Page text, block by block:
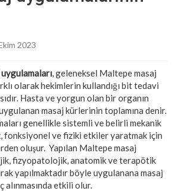
2023
, geleneksel Maltepe masaj
olarak hekimlerin kullandığı bit tedavi
Hasta ve yorgun olan bir organın
masaj kürlerinin toplamına denir.
genellikle sistemli ve belirli mekanik
fonksiyonel ve fiziki etkiler yaratmak için
oluşur. Yapılan Maltepe masaj
fizyopatolojik, anatomik ve terapötik
yapılmaktadır böyle uygulanana masaj
alınmasında etkili olur.